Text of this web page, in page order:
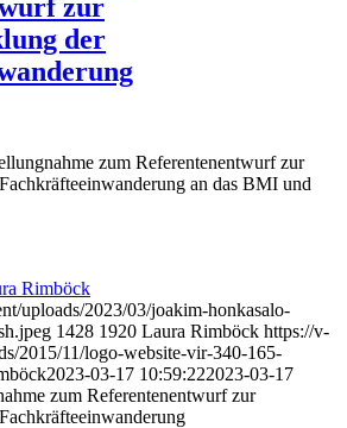
zur
der
zum Referentenentwurf zur
an das BMI und
Rimböck
uploads/2023/03/joakim-honkasalo-
1428 1920 Laura Rimböck https://v-
2015/11/logo-website-vir-340-165-
2023-03-17 10:59:222023-03-17
zum Referentenentwurf zur